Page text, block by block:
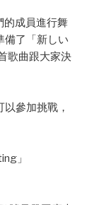
的成員進行舞
備了「新しい
歌曲跟大家決
參加挑戰，
」